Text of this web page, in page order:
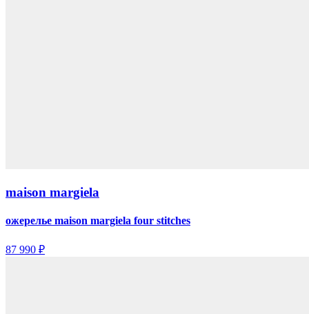
maison margiela
ожерелье maison margiela four stitches
87 990 ₽